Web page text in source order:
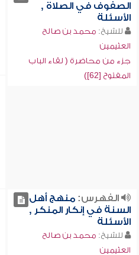
الصفوف في الصلاة ,
الأسئلة
للشيخ: محمد بن صالح
العثيمين
جزء من محاضرة ( لقاء الباب
المفتوح [62])
الفهرس:منهج أهل
السنة في إنكار المنكر ,
الأسئلة
للشيخ: محمد بن صالح
العثيمين